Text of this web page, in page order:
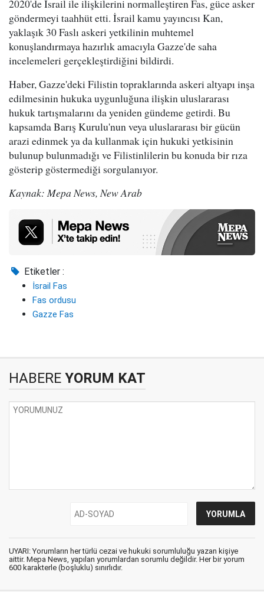
2020'de İsrail ile ilişkilerini normalleştiren Fas, güce asker
göndermeyi taahhüt etti. İsrail kamu yayıncısı Kan,
yaklaşık 30 Faslı askeri yetkilinin muhtemel
konuşlandırmaya hazırlık amacıyla Gazze'de saha
incelemeleri gerçekleştirdiğini bildirdi.
Haber, Gazze'deki Filistin topraklarında askeri altyapı inşa
edilmesinin hukuka uygunluğuna ilişkin uluslararası
hukuk tartışmalarını da yeniden gündeme getirdi. Bu
kapsamda Barış Kurulu'nun veya uluslararası bir gücün
arazi edinmek ya da kullanmak için hukuki yetkisinin
bulunup bulunmadığı ve Filistinlilerin bu konuda bir rıza
gösterip göstermediği sorgulanıyor.
Kaynak: Mepa News, New Arab
Etiketler :
İsrail Fas
Fas ordusu
Gazze Fas
HABERE YORUM KAT
UYARI: Yorumların her türlü cezai ve hukuki sorumluluğu yazan kişiye
aittir. Mepa News, yapılan yorumlardan sorumlu değildir. Her bir yorum
600 karakterle (boşluklu) sınırlıdır.